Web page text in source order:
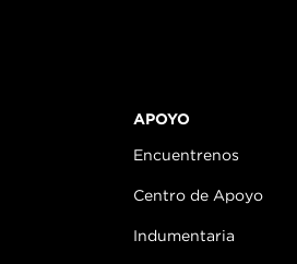
APOYO
Encuentrenos
Centro de Apoyo
Indumentaria